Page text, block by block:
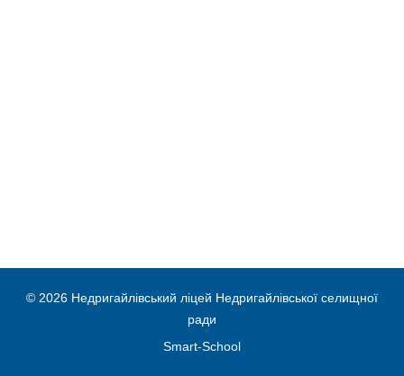
© 2026 Недригайлівський ліцей Недригайлівської селищної
ради
Smart-School